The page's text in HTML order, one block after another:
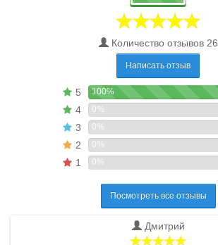
Количество отзывов 26
Написать отзыв
5 100%
4 0%
3 0%
2 0%
1 0%
Посмотреть все отзывы
Дмитрий